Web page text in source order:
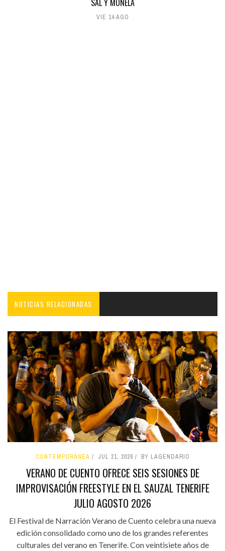
SAL Y MONELA
VIE 14 AGO
NOTICIAS RELACIONADAS
CONTEMPORÁNEA JUL 21, 2026 BY LAGENDARIO
VERANO DE CUENTO OFRECE SEIS SESIONES DE
IMPROVISACIÓN FREESTYLE EN EL SAUZAL TENERIFE
JULIO AGOSTO 2026
El Festival de Narración Verano de Cuento celebra una nueva
edición consolidado como uno de los grandes referentes
culturales del verano en Tenerife. Con veintisiete años de